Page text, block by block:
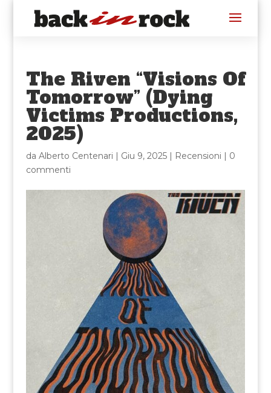
The Riven “Visions Of
Tomorrow” (Dying
Victims Productions,
2025)
da Alberto Centenari | Giu 9, 2025| Recensioni | 0
commenti